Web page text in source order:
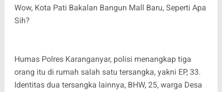
Wow, Kota Pati Bakalan Bangun Mall Baru, Seperti Apa
Sih?
Humas Polres Karanganyar, polisi menangkap tiga
orang itu di rumah salah satu tersangka, yakni EP, 33.
Identitas dua tersangka lainnya, BHW, 25, warga Desa